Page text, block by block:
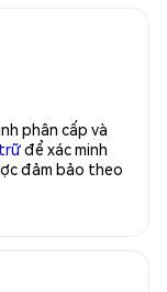
phân cấp và
để xác minh
đảm bảo theo